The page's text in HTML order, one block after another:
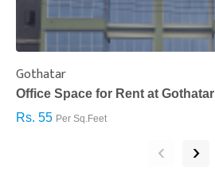
Gothatar
Office Space for Rent at Gothatar
Rs. 55 Per Sq.Feet
‹ ›